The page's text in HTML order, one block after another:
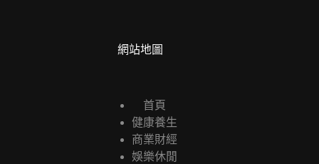
網站地圖
首頁
健康養生
商業財經
娛樂休閒